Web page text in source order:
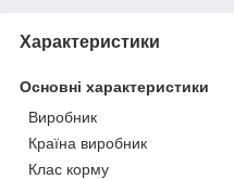
Характеристики
Основні характеристики
Виробник
Країна виробник
Клас корму